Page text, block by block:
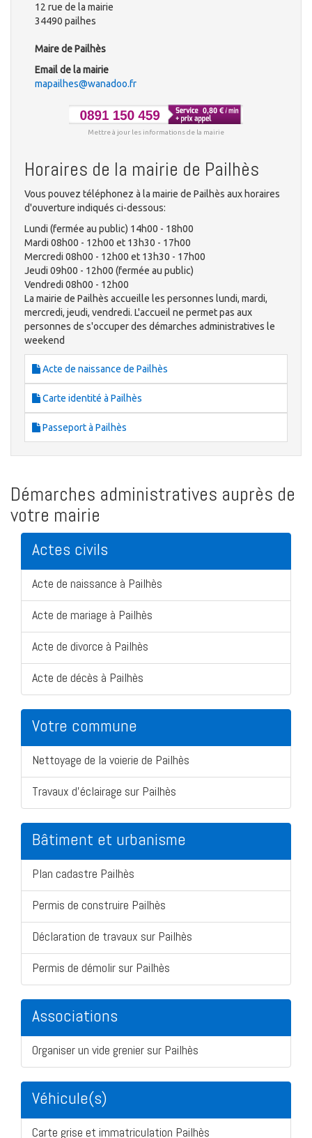
12 rue de la mairie
34490 pailhes
Maire de Pailhès
Email de la mairie
mapailhes@wanadoo.fr
Mettre à jour les informations de la mairie
Horaires de la mairie de Pailhès
Vous pouvez téléphonez à la mairie de Pailhès aux horaires
d'ouverture indiqués ci-dessous:
Lundi (fermée au public) 14h00 - 18h00
Mardi 08h00 - 12h00 et 13h30 - 17h00
Mercredi 08h00 - 12h00 et 13h30 - 17h00
Jeudi 09h00 - 12h00 (fermée au public)
Vendredi 08h00 - 12h00
La mairie de Pailhès accueille les personnes lundi, mardi,
mercredi, jeudi, vendredi. L'accueil ne permet pas aux
personnes de s'occuper des démarches administratives le
weekend
Acte de naissance de Pailhès
Carte identité à Pailhès
Passeport à Pailhès
Démarches administratives auprès de
votre mairie
Actes civils
Acte de naissance à Pailhès
Acte de mariage à Pailhès
Acte de divorce à Pailhès
Acte de décès à Pailhès
Votre commune
Nettoyage de la voierie de Pailhès
Travaux d'éclairage sur Pailhès
Bâtiment et urbanisme
Plan cadastre Pailhès
Permis de construire Pailhès
Déclaration de travaux sur Pailhès
Permis de démolir sur Pailhès
Associations
Organiser un vide grenier sur Pailhès
Véhicule(s)
Carte grise et immatriculation Pailhès